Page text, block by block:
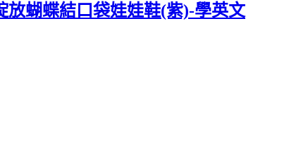
放蝴蝶結口袋娃娃鞋(紫)-學英文